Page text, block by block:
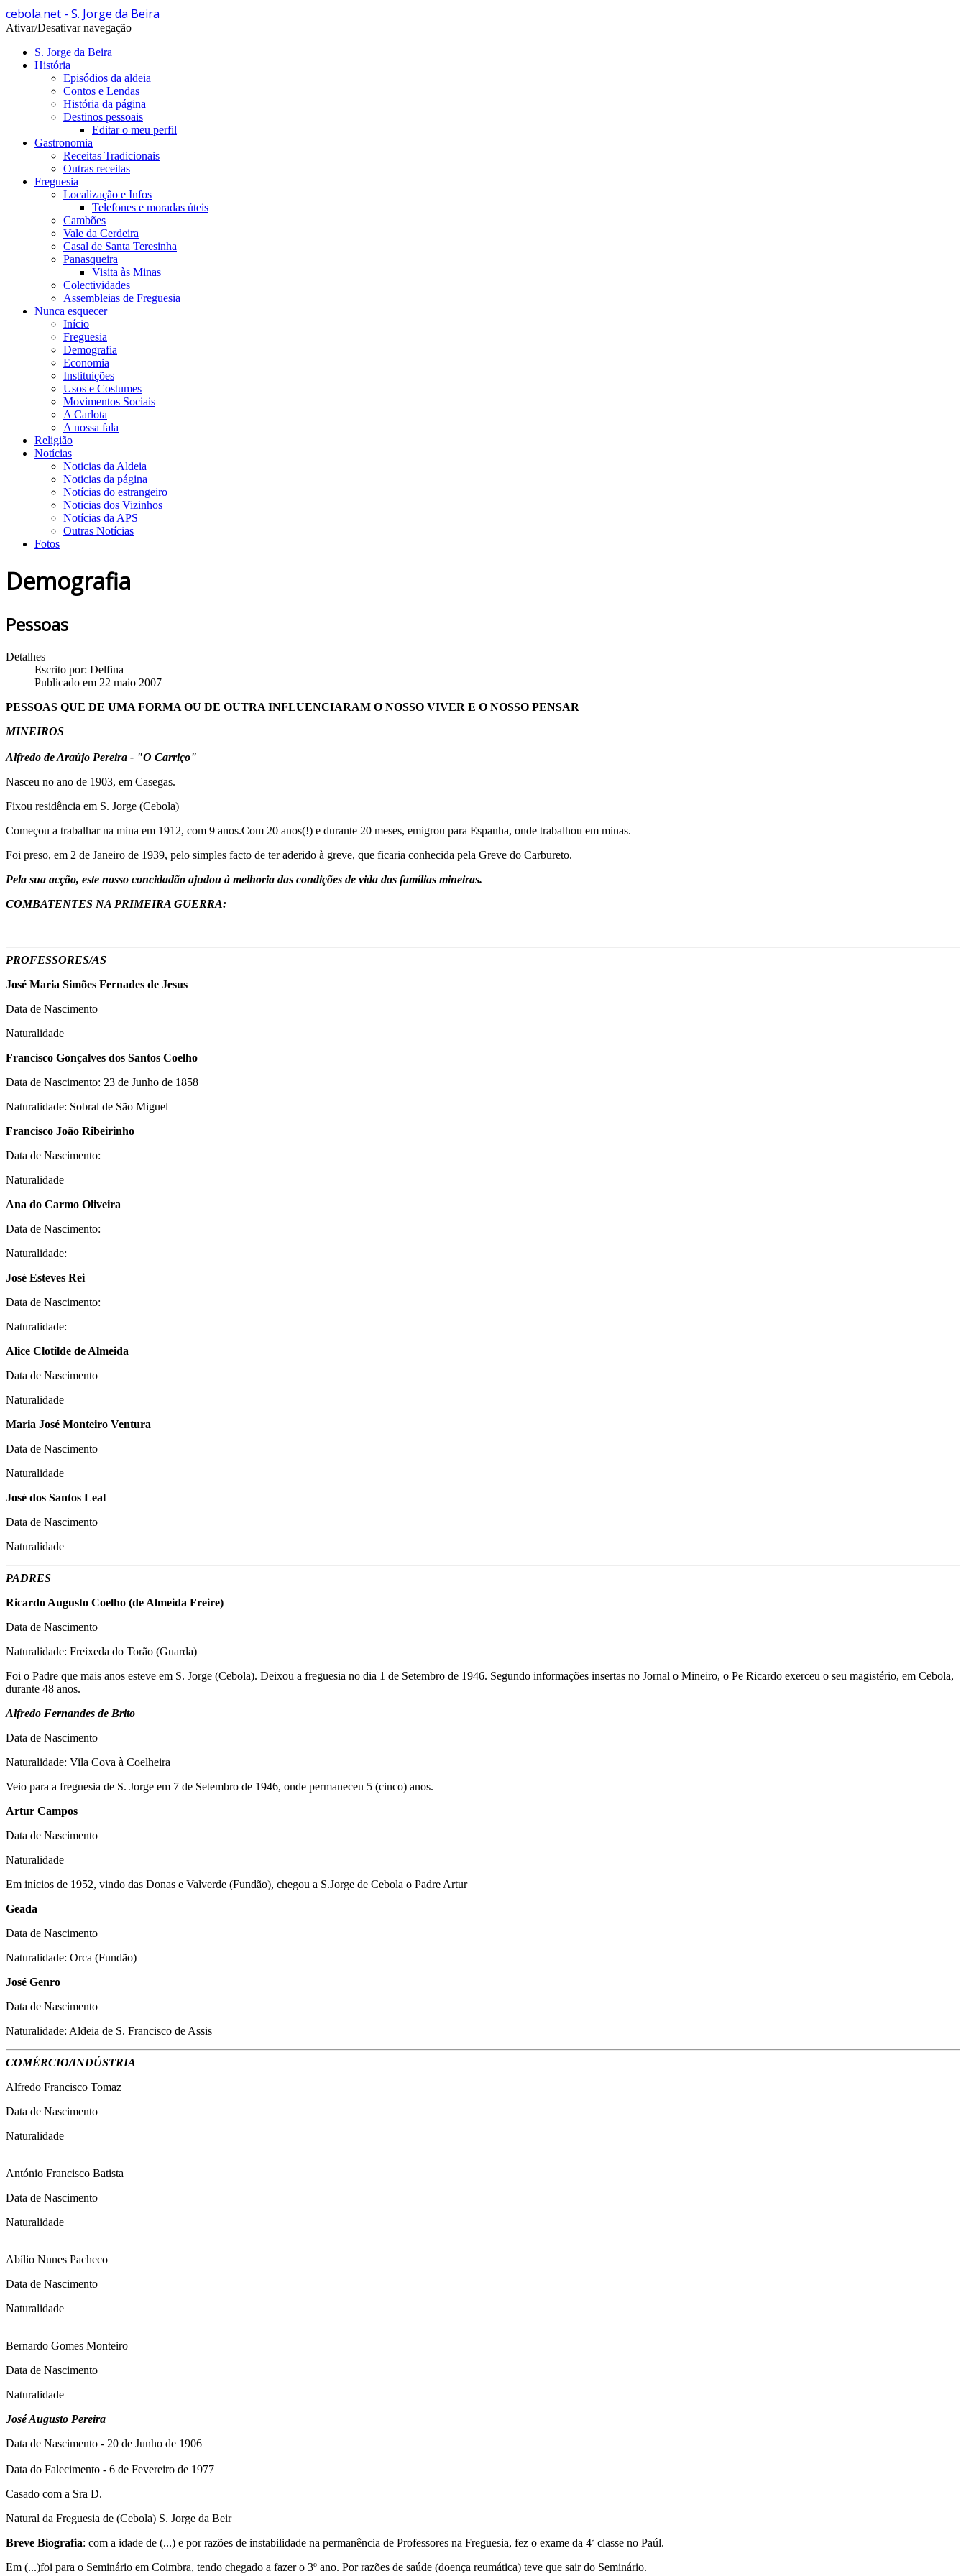
cebola.net - S. Jorge da Beira
Ativar/Desativar navegação
S. Jorge da Beira
História
Episódios da aldeia
Contos e Lendas
História da página
Destinos pessoais
Editar o meu perfil
Gastronomia
Receitas Tradicionais
Outras receitas
Freguesia
Localização e Infos
Telefones e moradas úteis
Cambões
Vale da Cerdeira
Casal de Santa Teresinha
Panasqueira
Visita às Minas
Colectividades
Assembleias de Freguesia
Nunca esquecer
Início
Freguesia
Demografia
Economia
Instituições
Usos e Costumes
Movimentos Sociais
A Carlota
A nossa fala
Religião
Notícias
Noticias da Aldeia
Noticias da página
Notícias do estrangeiro
Noticias dos Vizinhos
Notícias da APS
Outras Notícias
Fotos
Demografia
Pessoas
Detalhes
Escrito por: Delfina
Publicado em 22 maio 2007
PESSOAS QUE DE UMA FORMA OU DE OUTRA INFLUENCIARAM O NOSSO VIVER E O NOSSO PENSAR
MINEIROS
Alfredo de Araújo Pereira - "O Carriço"
Nasceu no ano de 1903, em Casegas.
Fixou residência em S. Jorge (Cebola)
Começou a trabalhar na mina em 1912, com 9 anos.Com 20 anos(!) e durante 20 meses, emigrou para Espanha, onde trabalhou em minas.
Foi preso, em 2 de Janeiro de 1939, pelo simples facto de ter aderido à greve, que ficaria conhecida pela Greve do Carbureto.
Pela sua acção, este nosso concidadão ajudou à melhoria das condições de vida das famílias mineiras.
COMBATENTES NA PRIMEIRA GUERRA:
PROFESSORES/AS
José Maria Simões Fernades de Jesus
Data de Nascimento
Naturalidade
Francisco Gonçalves dos Santos Coelho
Data de Nascimento: 23 de Junho de 1858
Naturalidade: Sobral de São Miguel
Francisco João Ribeirinho
Data de Nascimento:
Naturalidade
Ana do Carmo Oliveira
Data de Nascimento:
Naturalidade:
José Esteves Rei
Data de Nascimento:
Naturalidade:
Alice Clotilde de Almeida
Data de Nascimento
Naturalidade
Maria José Monteiro Ventura
Data de Nascimento
Naturalidade
José dos Santos Leal
Data de Nascimento
Naturalidade
PADRES
Ricardo Augusto Coelho (de Almeida Freire)
Data de Nascimento
Naturalidade: Freixeda do Torão (Guarda)
Foi o Padre que mais anos esteve em S. Jorge (Cebola). Deixou a freguesia no dia 1 de Setembro de 1946. Segundo informações insertas no Jornal o Mineiro, o Pe Ricardo exerceu o seu magistério, em Cebola,
durante 48 anos.
Alfredo Fernandes de Brito
Data de Nascimento
Naturalidade: Vila Cova à Coelheira
Veio para a freguesia de S. Jorge em 7 de Setembro de 1946, onde permaneceu 5 (cinco) anos.
Artur Campos
Data de Nascimento
Naturalidade
Em inícios de 1952, vindo das Donas e Valverde (Fundão), chegou a S.Jorge de Cebola o Padre Artur
Geada
Data de Nascimento
Naturalidade: Orca (Fundão)
José Genro
Data de Nascimento
Naturalidade: Aldeia de S. Francisco de Assis
COMÉRCIO/INDÚSTRIA
Alfredo Francisco Tomaz
Data de Nascimento
Naturalidade
António Francisco Batista
Data de Nascimento
Naturalidade
Abílio Nunes Pacheco
Data de Nascimento
Naturalidade
Bernardo Gomes Monteiro
Data de Nascimento
Naturalidade
José Augusto Pereira
Data de Nascimento - 20 de Junho de 1906
Data do Falecimento - 6 de Fevereiro de 1977
Casado com a Sra D.
Natural da Freguesia de (Cebola) S. Jorge da Beir
Breve Biografia: com a idade de (...) e por razões de instabilidade na permanência de Professores na Freguesia, fez o exame da 4ª classe no Paúl.
Em (...)foi para o Seminário em Coimbra, tendo chegado a fazer o 3º ano. Por razões de saúde (doença reumática) teve que sair do Seminário.